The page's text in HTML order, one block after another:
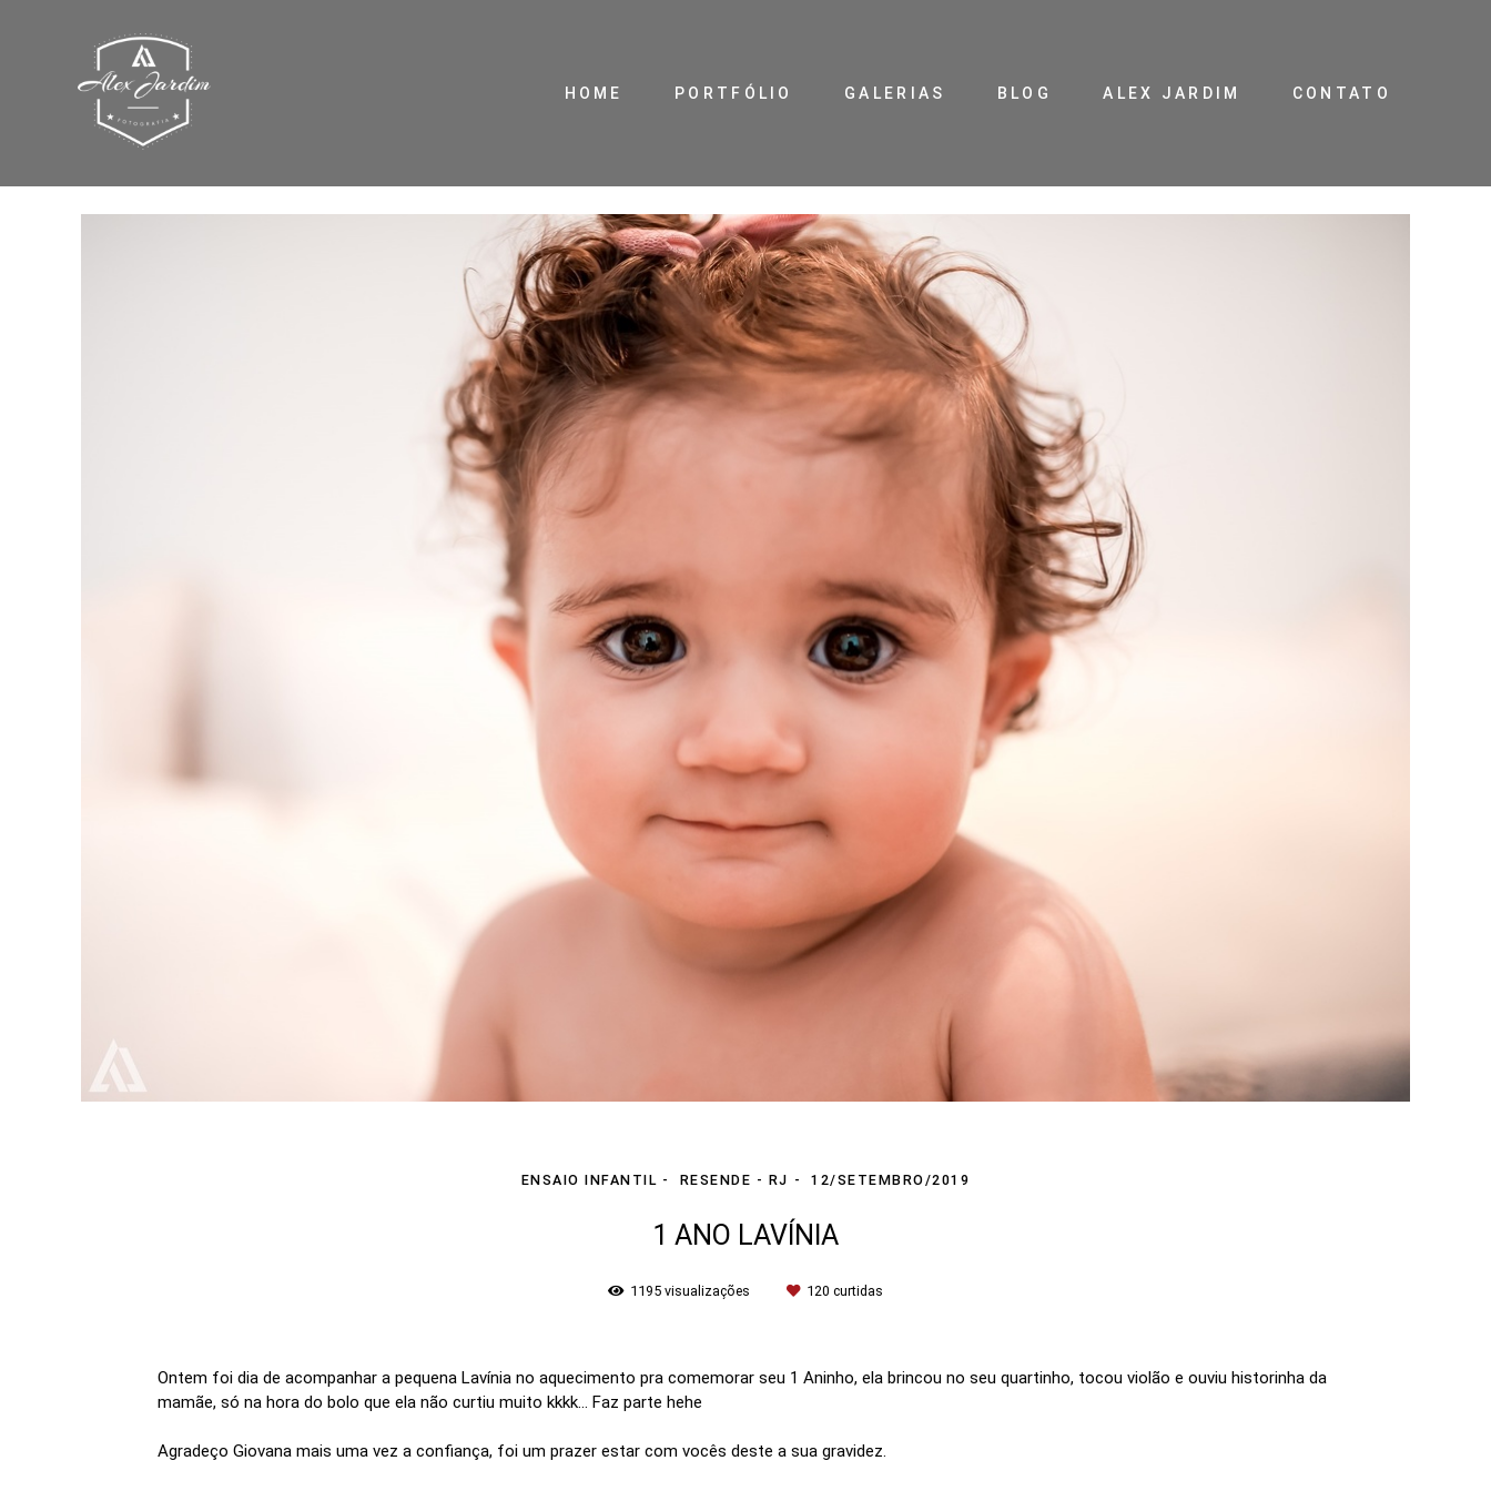
HOME PORTFÓLIO GALERIAS BLOG ALEX JARDIM CONTATO
ENSAIO INFANTIL RESENDE - RJ 12/SETEMBRO/2019
1 ANO LAVÍNIA
1195 visualizações 120 curtidas
Ontem foi dia de acompanhar a pequena Lavínia no aquecimento pra comemorar seu 1 Aninho, ela brincou no seu quartinho, tocou violão e ouviu historinha da
mamãe, só na hora do bolo que ela não curtiu muito kkkk... Faz parte hehe
Agradeço Giovana mais uma vez a confiança, foi um prazer estar com vocês deste a sua gravidez.